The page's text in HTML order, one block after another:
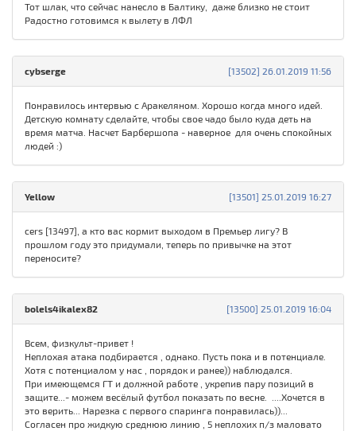
Тот шлак, что сейчас нанесло в Балтику, даже близко не стоит
Радостно готовимся к вылету в ЛФЛ
[13502] 26.01.2019 11:56
cybserge
Понравилось интервью с Аракеляном. Хорошо когда много идей.
Детскую комнату сделайте, чтобы свое чадо было куда деть на
время матча. Насчет Барбершопа - наверное для очень спокойных
людей :)
[13501] 25.01.2019 16:27
Yellow
cers [13497], а кто вас кормит выходом в Премьер лигу? В
прошлом году это придумали, теперь по привычке на этот
переносите?
[13500] 25.01.2019 16:04
bolels4ikalex82
Всем, физкульт-привет !
Неплохая атака подбирается , однако. Пусть пока и в потенциале.
Хотя с потенциалом у нас , порядок и ранее)) наблюдался.
При имеющемся ГТ и должной работе , укрепив пару позиций в
защите...- можем весёлый футбол показать по весне. ....Хочется в
это верить... Нарезка с первого спаринга понравилась))...
Согласен про жидкую среднюю линию , 5 неплохих п/з маловато